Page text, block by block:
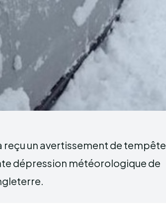
reçu un avertissement de tempête
dépression météorologique de